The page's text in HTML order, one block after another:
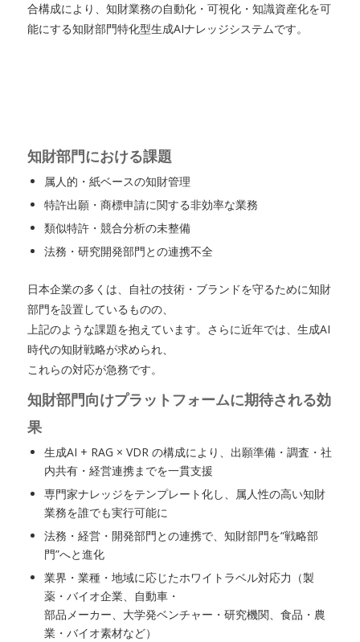
合構成により、知財業務の自動化・可視化・知識資産化を可
能にする知財部門特化型生成AIナレッジシステムです。
知財部門における課題
属人的・紙ベースの知財管理
特許出願・商標申請に関する非効率な業務
類似特許・競合分析の未整備
法務・研究開発部門との連携不全
日本企業の多くは、自社の技術・ブランドを守るために知財
部門を設置しているものの、
上記のような課題を抱えています。さらに近年では、生成AI
時代の知財戦略が求められ、
これらの対応が急務です。
知財部門向けプラットフォームに期待される効
果
生成AI + RAG × VDR の構成により、出願準備・調査・社
内共有・経営連携までを一貫支援
専門家ナレッジをテンプレート化し、属人性の高い知財
業務を誰でも実行可能に
法務・経営・開発部門との連携で、知財部門を“戦略部
門”へと進化
業界・業種・地域に応じたホワイトラベル対応力（製
薬・バイオ企業、自動車・
部品メーカー、大学発ベンチャー・研究機関、食品・農
業・バイオ素材など）